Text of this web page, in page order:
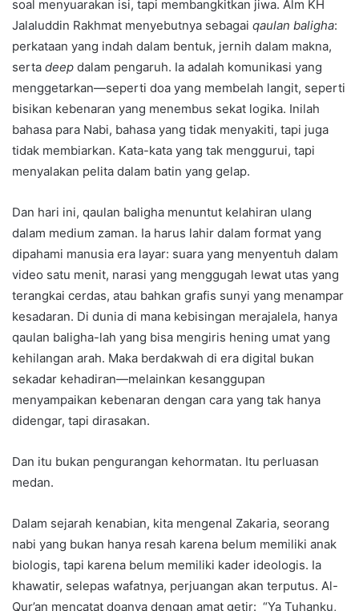
soal menyuarakan isi, tapi membangkitkan jiwa. Alm KH
Jalaluddin Rakhmat menyebutnya sebagai qaulan baligha:
perkataan yang indah dalam bentuk, jernih dalam makna,
serta deep dalam pengaruh. Ia adalah komunikasi yang
menggetarkan—seperti doa yang membelah langit, seperti
bisikan kebenaran yang menembus sekat logika. Inilah
bahasa para Nabi, bahasa yang tidak menyakiti, tapi juga
tidak membiarkan. Kata-kata yang tak menggurui, tapi
menyalakan pelita dalam batin yang gelap.
Dan hari ini, qaulan baligha menuntut kelahiran ulang
dalam medium zaman. Ia harus lahir dalam format yang
dipahami manusia era layar: suara yang menyentuh dalam
video satu menit, narasi yang menggugah lewat utas yang
terangkai cerdas, atau bahkan grafis sunyi yang menampar
kesadaran. Di dunia di mana kebisingan merajalela, hanya
qaulan baligha-lah yang bisa mengiris hening umat yang
kehilangan arah. Maka berdakwah di era digital bukan
sekadar kehadiran—melainkan kesanggupan
menyampaikan kebenaran dengan cara yang tak hanya
didengar, tapi dirasakan.
Dan itu bukan pengurangan kehormatan. Itu perluasan
medan.
Dalam sejarah kenabian, kita mengenal Zakaria, seorang
nabi yang bukan hanya resah karena belum memiliki anak
biologis, tapi karena belum memiliki kader ideologis. Ia
khawatir, selepas wafatnya, perjuangan akan terputus. Al-
Qur’an mencatat doanya dengan amat getir: “Ya Tuhanku,